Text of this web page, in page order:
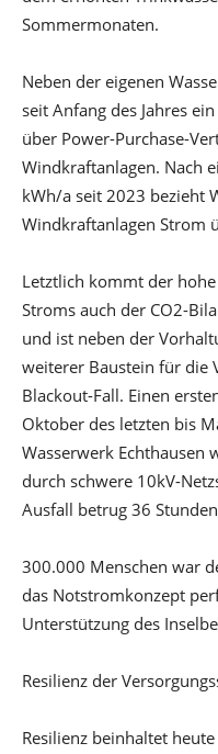
Sommermonaten.
Neben der eigenen
seit Anfang des Jahres
über Power-Purchase-
Windkraftanlagen. Nach
kWh/a seit 2023 bezieht
Windkraftanlagen Strom
Letztlich kommt der
Stroms auch der CO2-
und ist neben der
weiterer Baustein für die
Blackout-Fall. Einen
Oktober des letzten bis
Wasserwerk Echthausen
durch schwere 10kV-
Ausfall betrug 36
300.000 Menschen war
das Notstromkonzept
Unterstützung des
Resilienz der
Resilienz beinhaltet